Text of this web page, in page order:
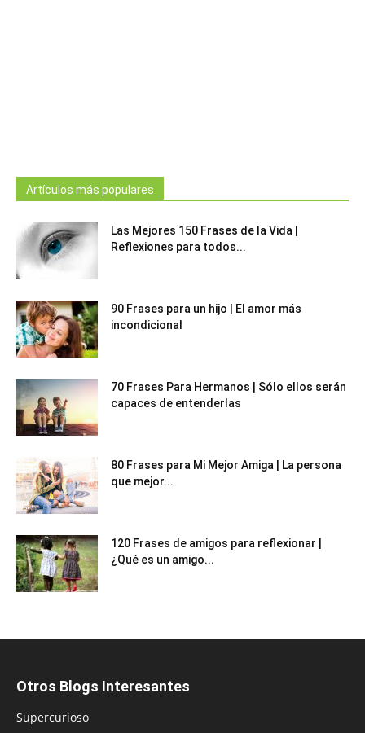
Artículos más populares
Las Mejores 150 Frases de la Vida |
Reflexiones para todos...
90 Frases para un hijo | El amor más
incondicional
70 Frases Para Hermanos | Sólo ellos serán
capaces de entenderlas
80 Frases para Mi Mejor Amiga | La persona
que mejor...
120 Frases de amigos para reflexionar |
¿Qué es un amigo...
Otros Blogs Interesantes
Supercurioso